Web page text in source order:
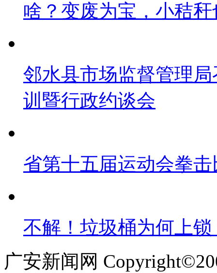
啥？变废为宝，小秸
邻水县市场监督管理
训暨行政约谈会
省第十五届运动会拳
不解！垃圾桶为何上锁
广安新闻网